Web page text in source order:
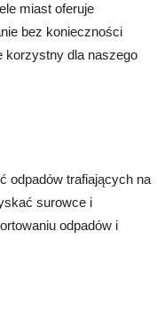
miast oferuje
bez konieczności
korzystny dla naszego
odpadów trafiających na
surowce i
odpadów i